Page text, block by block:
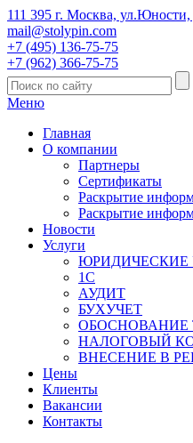
111 395 г. Москва,
mail@stolypin.com
+7 (495) 136-75-75
+7 (962) 366-75-75
Меню
Главная
О компании
Партнеры
Сертификаты
Раскрытие
Раскрытие
Новости
Услуги
ЮРИДИЧЕСКИЕ
1С
АУДИТ
БУХУЧЕТ
ОБОСНОВАНИЕ
НАЛОГОВЫЙ
ВНЕСЕНИЕ В
Цены
Клиенты
Вакансии
Контакты